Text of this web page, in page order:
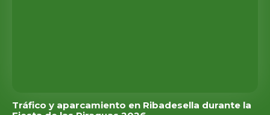
Tráfico y aparcamiento en Ribadesella durante la